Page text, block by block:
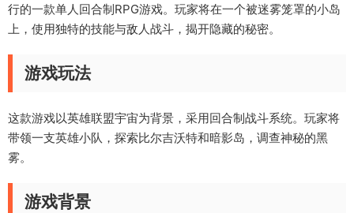
行的一款单人回合制RPG游戏。玩家将在一个被迷雾笼罩的小岛
上，使用独特的技能与敌人战斗，揭开隐藏的秘密。
游戏玩法
这款游戏以英雄联盟宇宙为背景，采用回合制战斗系统。玩家将
带领一支英雄小队，探索比尔吉沃特和暗影岛，调查神秘的黑
雾。
游戏背景